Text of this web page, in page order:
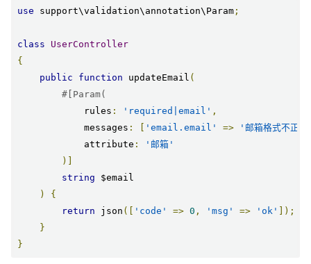
use support\validation\annotation\Param ;
class
UserController
{
public
function updateEmail (
#[Param(
            rules
: 'required|email' ,
            messages
: 'email.email' =>
'邮箱格式不正
            attribute
:
'邮箱'
)]
string $email
)
{
return json ([ 'code' => 0 , 'msg' => 'ok'
]);
}
}